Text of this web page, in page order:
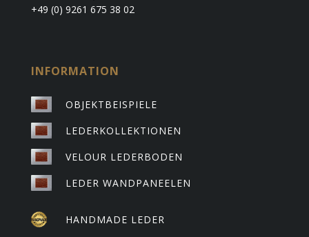
+49 (0) 9261 675 38 02
INFORMATION
OBJEKTBEISPIELE
LEDERKOLLEKTIONEN
VELOUR LEDERBODEN
LEDER WANDPANEELEN
HANDMADE LEDER